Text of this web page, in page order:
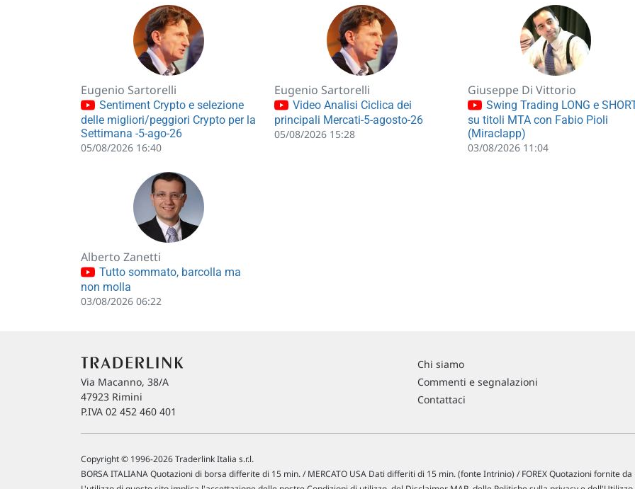
Eugenio Sartorelli
Sentiment Crypto e selezione
delle migliori/peggiori Crypto per la
Settimana -5-ago-26
05/08/2026 16:40
Eugenio Sartorelli
Video Analisi Ciclica dei
principali Mercati-5-agosto-26
05/08/2026 15:28
Giuseppe Di Vittorio
Swing Trading LONG e
su titoli MTA con Fabio Pioli
(Miraclapp)
03/08/2026 11:04
Alberto Zanetti
Tutto sommato, barcolla ma
non molla
03/08/2026 06:22
Via Macanno, 38/A
47923 Rimini
P.IVA 02 452 460 401
Chi siamo
Commenti e segnalazioni
Contattaci
Copyright © 1996-2026 Traderlink Italia s.r.l.
BORSA ITALIANA Quotazioni di borsa differite di 15 min. / MERCATO USA Dati differiti di 15 min. (fonte Intrinio) / FOREX Quotazioni fornite da